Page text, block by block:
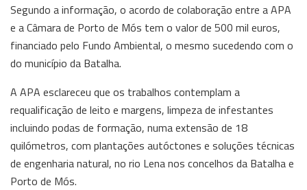
Segundo a informação, o acordo de colaboração entre a APA
e a Câmara de Porto de Mós tem o valor de 500 mil euros,
financiado pelo Fundo Ambiental, o mesmo sucedendo com o
do município da Batalha.
A APA esclareceu que os trabalhos contemplam a
requalificação de leito e margens, limpeza de infestantes
incluindo podas de formação, numa extensão de 18
quilómetros, com plantações autóctones e soluções técnicas
de engenharia natural, no rio Lena nos concelhos da Batalha e
Porto de Mós.